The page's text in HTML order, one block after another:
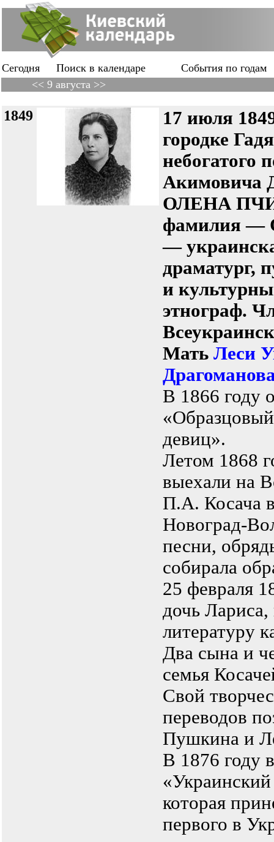
Сегодня Поиск в календаре
События по годам
<< 9 августа >>
1849
17 июля
городке
небогатого
Акимовича
ОЛЕНА
фамилия —
—
драматург,
и
этнограф.
Мать Леси
В 1866 году
девиц».
Летом 1868
выехали на
П.А. Косача в
Новоград-
песни,
собирала
25 февраля
дочь
литературу
Два сына и
семья
Свой
переводов
Пушкина и
В 1876 году
которая
первого в